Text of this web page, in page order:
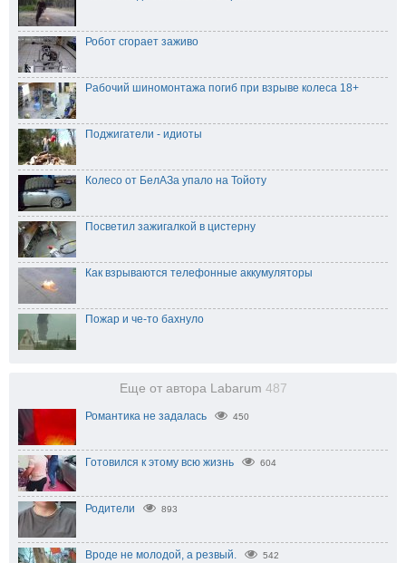
Робот сгорает заживо
Рабочий шиномонтажа погиб при взрыве колеса 18+
Поджигатели - идиоты
Колесо от БелАЗа упало на Тойоту
Посветил зажигалкой в цистерну
Как взрываются телефонные аккумуляторы
Пожар и че-то бахнуло
Еще от автора Labarum 487
Романтика не задалась 450
Готовился к этому всю жизнь 604
Родители 893
Вроде не молодой, а резвый. 542